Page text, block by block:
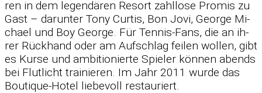
ren in dem le­gen­dä­ren Re­sort zahl­lose Pro­mis zu
Gast – dar­un­ter Tony Cur­tis, Bon Jovi, Ge­orge Mi­
chael und Boy Ge­orge. Für Ten­nis-Fans, die an ih­
rer Rück­hand oder am Auf­schlag fei­len wol­len, gibt
es Kurse und am­bi­tio­nierte Spie­ler kön­nen abends
bei Flut­licht trai­nie­ren. Im Jahr 2011 wurde das
Bou­tique-Ho­tel lie­be­voll re­stau­riert.